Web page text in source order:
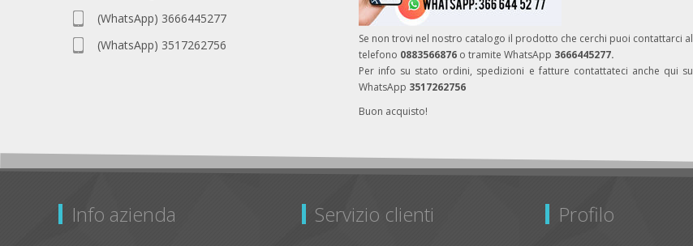
(WhatsApp) 3666445277
(WhatsApp) 3517262756
Se non trovi nel nostro catalogo il prodotto che cerchi puoi contattarci al
telefono 0883566876 o tramite WhatsApp 3666445277.
Per info su stato ordini, spedizioni e fatture contattateci anche qui su
WhatsApp 3517262756
Buon acquisto!
Info azienda Servizio clienti Profilo